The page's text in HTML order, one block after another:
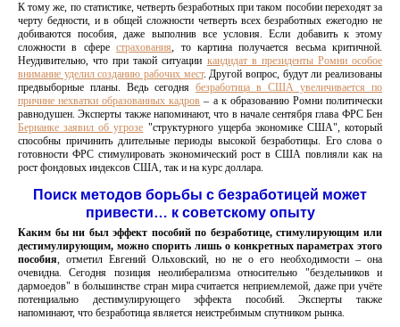
К тому же, по статистике, четверть безработных при таком пособии переходят за
черту бедности, и в общей сложности четверть всех безработных ежегодно не
добиваются пособия, даже выполнив все условия. Если добавить к этому
сложности в сферестрахования, то картина получается весьма критичной.
Неудивительно, что при такой ситуации кандидат в президенты Ромни особое
внимание уделил созданию рабочих мест. Другой вопрос, будут ли реализованы
предвыборные планы. Ведь сегодня безработица в США увеличивается по
причине нехватки образованных кадров – а к образованию Ромни политически
равнодушен. Эксперты также напоминают, что в начале сентября глава ФРС Бен
Бернанке заявил об угрозе "структурного ущерба экономике США", который
способны причинить длительные периоды высокой безработицы. Его слова о
готовности ФРС стимулировать экономический рост в США повлияли как на
рост фондовых индексов США, так и на курс доллара.
Поиск методов борьбы с безработицей может
привести… к советскому опыту
Каким бы ни был эффект пособий по безработице, стимулирующим или
дестимулирующим, можно спорить лишь о конкретных параметрах этого
пособия, отметил Евгений Ольховский, но не о его необходимости – она
очевидна. Сегодня позиция неолиберализма относительно "бездельников и
дармоедов" в большинстве стран мира считается неприемлемой, даже при учёте
потенциально дестимулирующего эффекта пособий. Эксперты также
напоминают, что безработица является неистребимым спутником рынка.